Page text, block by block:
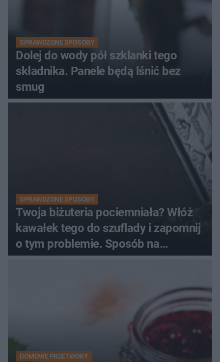
SPRAWDZONE SPOSOBY
Dolej do wody pół szklanki tego
składnika. Panele będą lśnić bez
smug
SPRAWDZONE SPOSOBY
Twoja biżuteria pociemniała? Włóż
kawałek tego do szuflady i zapomnij
o tym problemie. Sposób na
pociemniałą biżuterię
DOMOWE PRZETWORY